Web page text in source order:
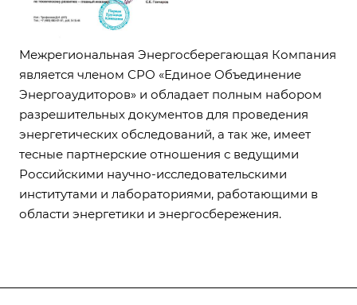
Межрегиональная Энергосберегающая Компания
является членом СРО «Единое Объединение
Энергоаудиторов» и обладает полным набором
разрешительных документов для проведения
энергетических обследований, а так же, имеет
тесные партнерские отношения с ведущими
Российскими научно-исследовательскими
институтами и лабораториями, работающими в
области энергетики и энергосбережения.